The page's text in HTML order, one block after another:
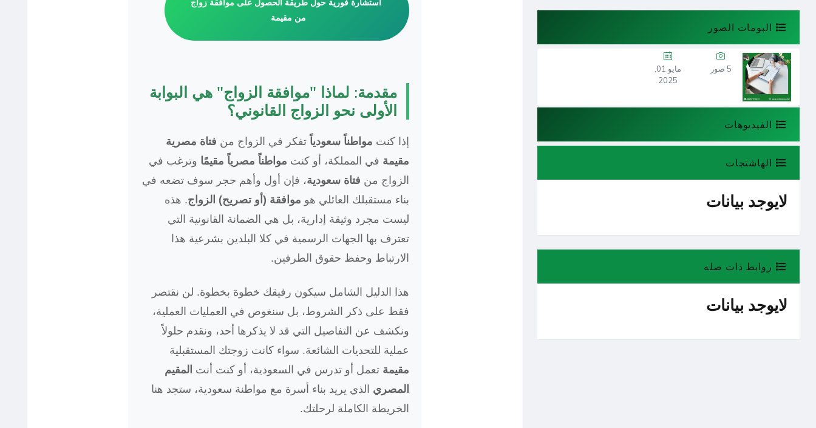
البومات الصور
5 صور
2025
الفيديوهات
الهاشتجات
لايوجد بيانات
روابط ذات صله
لايوجد بيانات
استشارة فورية حول طريقة الحصول على موافقة زواج
من مقيمة
مقدمة: لماذا "موافقة الزواج" هي البوابة
الأولى نحو الزواج القانوني؟
إذا كنت مواطناً سعودياً تفكر في الزواج من فتاة مصرية
مقيمة في المملكة، أو كنت مواطناً مصرياً مقيمًا وترغب في
الزواج من فتاة سعودية، فإن أول وأهم حجر سوف تضعه في
بناء مستقبلك العائلي هو موافقة (أو تصريح) الزواج. هذه
ليست مجرد وثيقة إدارية، بل هي الضمانة القانونية التي
تعترف بها الجهات الرسمية في كلا البلدين بشرعية هذا
الارتباط وحفظ حقوق الطرفين.
هذا الدليل الشامل سيكون رفيقك خطوة بخطوة. لن نقتصر
فقط على ذكر الشروط، بل سنغوص في العمليات العملية،
ونكشف عن التفاصيل التي قد لا يذكرها أحد، ونقدم حلولاً
عملية للتحديات الشائعة. سواء كانت زوجتك المستقبلية
مقيمة تعمل أو تدرس في السعودية، أو كنت أنت المقيم
المصري الذي يريد بناء أسرة مع مواطنة سعودية، ستجد هنا
الخريطة الكاملة لرحلتك.